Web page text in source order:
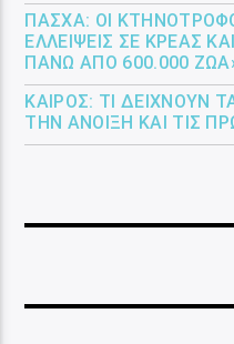
ΠΆΣΧΑ: ΟΙ
ΕΛΛΕΊΨΕΙΣ ΣΕ ΚΡΈΑΣ
ΠΆΝΩ ΑΠΌ 600.000
ΚΑΙΡΌΣ: ΤΙ ΔΕΊΧΝΟΥΝ
ΤΗΝ ΆΝΟΙΞΗ ΚΑΙ ΤΙΣ